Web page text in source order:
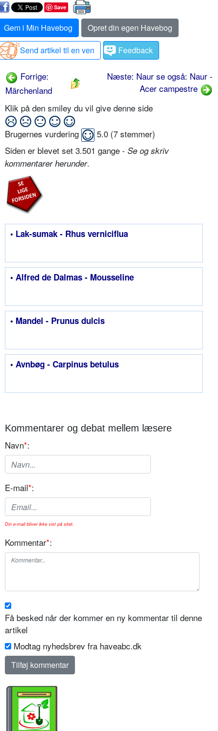
Save
Gem i Min Havebog
Opret din egen Havebog
Send artikel til en ven
Feedback
Forrige:
Märchenland
Næste: Naur se også: Naur -
Acer campestre
Klik på den smiley du vil give denne side
Brugernes vurdering 5.0 (7 stemmer)
Siden er blevet set 3.501 gange - Se og skriv
kommentarer herunder.
• Lak-sumak - Rhus verniciflua
• Alfred de Dalmas - Mousseline
• Mandel - Prunus dulcis
• Avnbøg - Carpinus betulus
Kommentarer og debat mellem læsere
Navn*:
E-mail*:
Din e-mail bliver ikke vist på sitet.
Kommentar*:
Få besked når der kommer en ny kommentar til denne
artikel
Modtag nyhedsbrev fra haveabc.dk